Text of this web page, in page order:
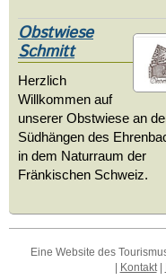
Obstwiese
Schmitt
Herzlich
Willkommen auf
unserer Obstwiese an
Südhängen des
in dem Naturraum der
Fränkischen Schweiz.
Eine Website des
Kontakt|